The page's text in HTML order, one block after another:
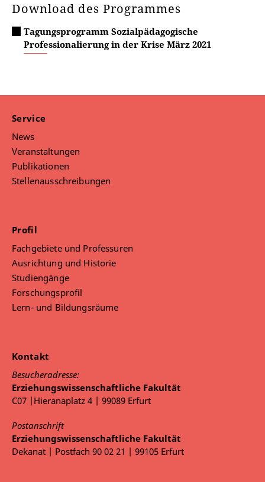
Download des Programmes
Tagungsprogramm Sozialpädagogische
Professionalierung in der Krise März 2021
Service
News
Veranstaltungen
Publikationen
Stellenausschreibungen
Profil
Fachgebiete und Professuren
Ausrichtung und Historie
Studiengänge
Forschungsprofil
Lern- und Bildungsräume
Kontakt
Besucheradresse:
Erziehungswissenschaftliche Fakultät
C07 |Hieranaplatz 4 | 99089 Erfurt
Postanschrift
Erziehungswissenschaftliche Fakultät
Dekanat | Postfach 90 02 21 | 99105 Erfurt